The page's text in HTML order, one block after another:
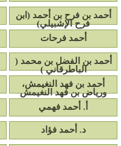
أحمد بن فرح بن أحمد (ابن
فرح الإشبيلي)
أحمد فرحات
أحمد بن الفضل بن محمد (
الباطرقاني )
أحمد بن فهد النغيمش،
ورياض بن فهد النغيمش
أ. أحمد فهمي
د. أحمد فؤاد